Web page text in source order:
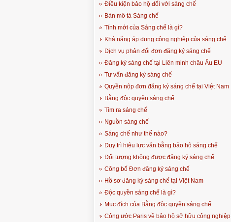
Điều kiện bảo hộ đối với sáng chế
Bản mô tả Sáng chế
Tính mới của Sáng chế là gì?
Khả năng áp dụng công nghiệp của sáng chế
Dịch vụ phản đối đơn đăng ký sáng chế
Đăng ký sáng chế tại Liên minh châu Âu EU
Tư vấn đăng ký sáng chế
Quyền nộp đơn đăng ký sáng chế tại Việt Nam
Bằng độc quyền sáng chế
Tìm ra sáng chế
Nguồn sáng chế
Sáng chế như thế nào?
Duy trì hiệu lực văn bằng bảo hộ sáng chế
Đối tượng không được đăng ký sáng chế
Công bố Đơn đăng ký sáng chế
Hồ sơ đăng ký sáng chế tại Việt Nam
Độc quyền sáng chế là gì?
Mục đích của Bằng độc quyền sáng chế
Công ước Paris về bảo hộ sở hữu công nghiệp